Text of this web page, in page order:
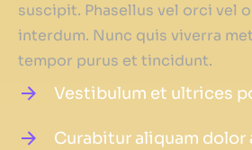
suscipit. Phasellus vel orci vel
interdum. Nunc quis viverra
tempor purus et tincidunt.
Vestibulum et ultrices
Curabitur aliquam dolor